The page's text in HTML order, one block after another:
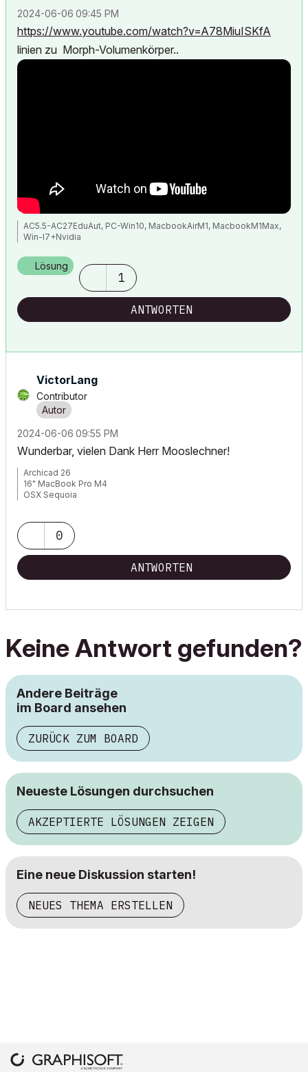
‎2024-06-06 09:45 PM
https://www.youtube.com/watch?v=A78MiuISKfA
linien zu Morph-Volumenkörper..
AC5.5-AC27EduAut, PC-Win10, MacbookAirM1, MacbookM1Max,
Win-I7+Nvidia
Lösung
1
ANTWORTEN
VictorLang
Contributor
‎2024-06-06 09:55 PM
Wunderbar, vielen Dank Herr Mooslechner!
Archicad 26
16" MacBook Pro M4
OSX Sequoia
0
ANTWORTEN
Keine Antwort gefunden?
Andere Beiträge
im Board ansehen
ZURÜCK ZUM BOARD
Neueste Lösungen durchsuchen
AKZEPTIERTE LÖSUNGEN ZEIGEN
Eine neue Diskussion starten!
NEUES THEMA ERSTELLEN